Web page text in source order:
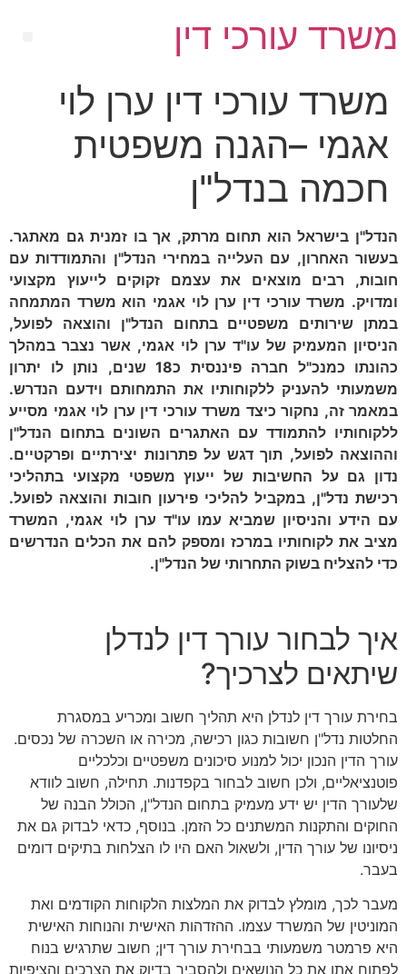
משרד עורכי דין
משרד עורכי דין ערן לוי
אגמי –הגנה משפטית
חכמה בנדל"ן
הנדל"ן בישראל הוא תחום מרתק, אך בו זמנית גם מאתגר.
בעשור האחרון, עם העלייה במחירי הנדל"ן והתמודדות עם
חובות, רבים מוצאים את עצמם זקוקים לייעוץ מקצועי
ומדויק. משרד עורכי דין ערן לוי אגמי הוא משרד המתמחה
במתן שירותים משפטיים בתחום הנדל"ן והוצאה לפועל,
הניסיון המעמיק של עו"ד ערן לוי אגמי, אשר נצבר במהלך
כהונתו כמנכ"ל חברה פיננסית כ18 שנים, נותן לו יתרון
משמעותי להעניק ללקוחותיו את התמחותם וידעם הנדרש.
במאמר זה, נחקור כיצד משרד עורכי דין ערן לוי אגמי מסייע
ללקוחותיו להתמודד עם האתגרים השונים בתחום הנדל"ן
וההוצאה לפועל, תוך דגש על פתרונות יצירתיים ופרקטיים.
נדון גם על החשיבות של ייעוץ משפטי מקצועי בתהליכי
רכישת נדל"ן, במקביל להליכי פירעון חובות והוצאה לפועל.
עם הידע והניסיון שמביא עמו עו"ד ערן לוי אגמי, המשרד
מציב את לקוחותיו במרכז ומספק להם את הכלים הנדרשים
כדי להצליח בשוק התחרותי של הנדל"ן.
איך לבחור עורך דין לנדלן
שיתאים לצרכיך?
בחירת עורך דין לנדלן היא תהליך חשוב ומכריע במסגרת
החלטות נדל"ן חשובות כגון רכישה, מכירה או השכרה של נכסים.
עורך הדין הנכון יכול למנוע סיכונים משפטיים וכלכליים
פוטנציאליים, ולכן חשוב לבחור בקפדנות. תחילה, חשוב לוודא
שלעורך הדין יש ידע מעמיק בתחום הנדל"ן, הכולל הבנה של
החוקים והתקנות המשתנים כל הזמן. בנוסף, כדאי לבדוק גם את
ניסיונו של עורך הדין, ולשאול האם היו לו הצלחות בתיקים דומים
בעבר.
מעבר לכך, מומלץ לבדוק את המלצות הלקוחות הקודמים ואת
המוניטין של המשרד עצמו. ההזדהות האישית והנוחות האישית
היא פרמטר משמעותי בבחירת עורך דין; חשוב שתרגיש בנוח
לפתוח אתו את כל הנושאים ולהסביר בדיוק את הצרכים והציפיות